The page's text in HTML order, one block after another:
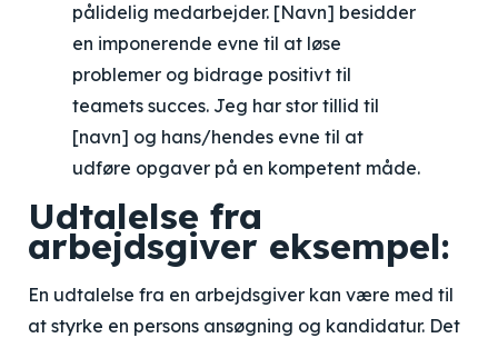
pålidelig medarbejder. [Navn] besidder
en imponerende evne til at løse
problemer og bidrage positivt til
teamets succes. Jeg har stor tillid til
[navn] og hans/hendes evne til at
udføre opgaver på en kompetent måde.
Udtalelse fra
arbejdsgiver eksempel:
En udtalelse fra en arbejdsgiver kan være med til
at styrke en persons ansøgning og kandidatur. Det